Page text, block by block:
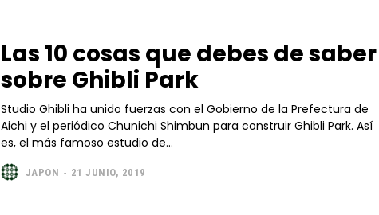
Las 10 cosas que debes de saber
sobre Ghibli Park
Studio Ghibli ha unido fuerzas con el Gobierno de la Prefectura de
Aichi y el periódico Chunichi Shimbun para construir Ghibli Park. Así
es, el más famoso estudio de...
JAPON - 21 JUNIO, 2019